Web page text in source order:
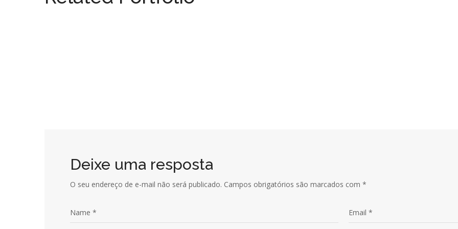
Deixe uma resposta
O seu endereço de e-mail não será publicado. Campos obrigatórios são marcados com *